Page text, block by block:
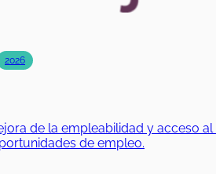
2026
de la empleabilidad y acceso
de empleo.